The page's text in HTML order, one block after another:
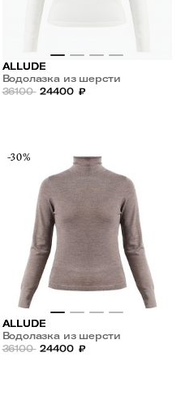
ALLUDE
Водолазка из шерсти
36100 24400 ₽
-30%
ALLUDE
Водолазка из шерсти
36100 24400 ₽